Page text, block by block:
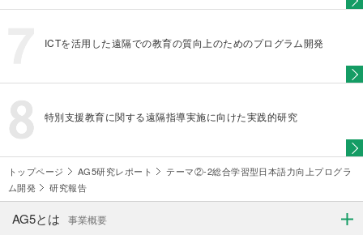
ICTを活用した遠隔での教育の質向上のためのプログラム開発
特別支援教育に関する遠隔指導実施に向けた実践的研究
トップページ AG5研究レポート
テーマ②-2総合学習型日本語力向上プログラ
ム開発
研究報告
AG5とは 事業概要